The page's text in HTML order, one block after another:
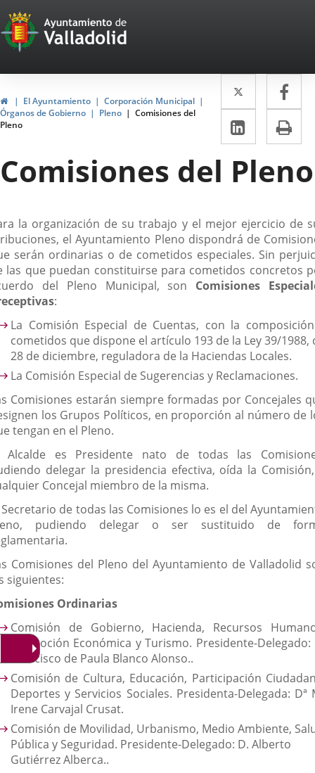
Portal
Web
del
Ayuntamiento
de
Valladolid
InicioEl Ayuntamiento
Corporación Municipal
Órganos de Gobierno
Pleno
Comisiones del
Pleno
Twitter
Enlace
a
una
externa.
a
LinkedIn
Enlace
a
una
externa.
Comisiones del Pleno
la organización de su trabajo y el mejor ejercicio de
el Ayuntamiento Pleno dispondrá de
serán ordinarias o de cometidos especiales. Sin
las que puedan constituirse para cometidos concretos
del Pleno Municipal, son Comisiones
:
La Comisión Especial de Cuentas, con la
cometidos que dispone el artículo 193 de la Ley 39/1988,
28 de diciembre, reguladora de la Haciendas Locales.
La Comisión Especial de Sugerencias y Reclamaciones.
Comisiones estarán siempre formadas por Concejales
los Grupos Políticos, en proporción al número de
tengan en el Pleno.
Alcalde es Presidente nato de todas las
delegar la presidencia efectiva, oída la
Concejal miembro de la misma.
Secretario de todas las Comisiones lo es el del
pudiendo delegar o ser sustituido de
Comisiones del Pleno del Ayuntamiento de Valladolid
siguientes:
Ordinarias
Comisión de Gobierno, Hacienda, Recursos
Promoción Económica y Turismo. Presidente-Delegado:
Francisco de Paula Blanco Alonso..
Comisión de Cultura, Educación, Participación
Deportes y Servicios Sociales. Presidenta-Delegada: Dª
Irene Carvajal Crusat.
Comisión de Movilidad, Urbanismo, Medio Ambiente,
Pública y Seguridad. Presidente-Delegado: D. Alberto
Gutiérrez Alberca..